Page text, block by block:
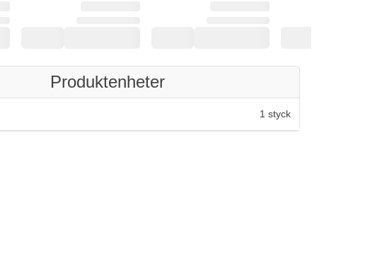
Produktenheter
1 styck